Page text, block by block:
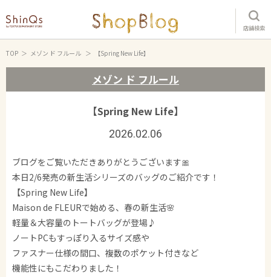
店舗検索
TOP メゾン ド フルール 【Spring New Life】
メゾン ド フルール
【Spring New Life】
2026.02.06
ブログをご覧いただきありがとうございます🎀
本日2/6発売の新生活シリーズのバッグのご紹介です！
【Spring New Life】
Maison de FLEURで始める、春の新生活🌸
軽量＆大容量のトートバッグが登場♪
ノートPCもすっぽり入るサイズ感や
ファスナー仕様の間口、複数のポケット付きなど
機能性にもこだわりました！